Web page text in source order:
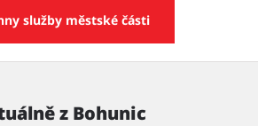
služby městské části
z Bohunic